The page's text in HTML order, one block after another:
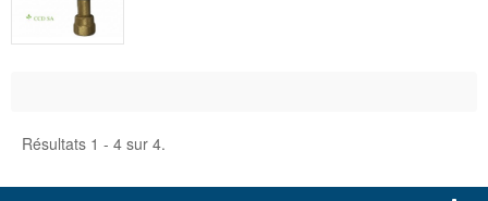
Résultats 1 - 4 sur 4.